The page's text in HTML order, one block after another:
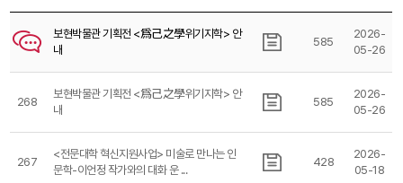
보현박물관 기획전 <爲己之學위기지학> 안
내
585
2026-
05-26
268
보현박물관 기획전 <爲己之學위기지학> 안
내
585
2026-
05-26
267
<전문대학 혁신지원사업> 미술로 만나는 인
문학-이언정 작가와의 대화 운 ...
428
2026-
05-18